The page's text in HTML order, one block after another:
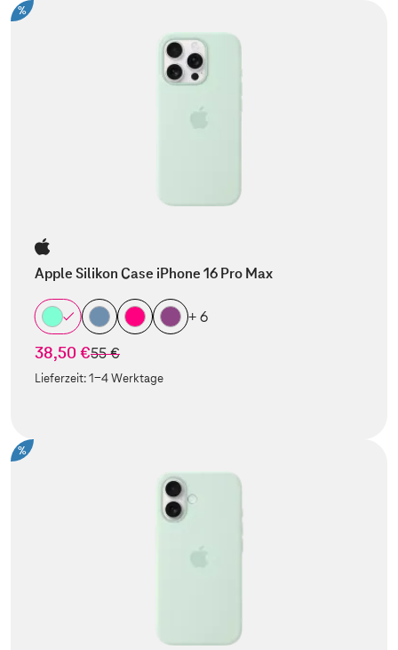
%
Apple Silikon Case iPhone 16 Pro Max
+ 6
38,50 €statt
55 €
Lieferzeit:1-4 Werktage
%